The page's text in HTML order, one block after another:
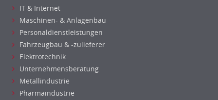
IT & Internet
Maschinen- & Anlagenbau
Personaldienstleistungen
Fahrzeugbau & -zulieferer
Elektrotechnik
Unternehmensberatung
Metallindustrie
Pharmaindustrie